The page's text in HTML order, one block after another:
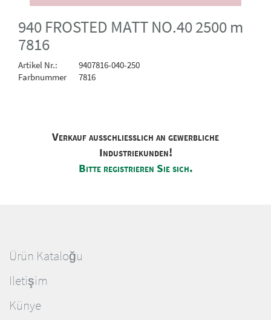
940 FROSTED MATT NO.40 2500 m
7816
Artikel Nr.:
9407816-040-250
Farbnummer
7816
Verkauf ausschliesslich an gewerbliche
Industriekunden!
Bitte registrieren Sie sich.
Ürün Kataloğu
Iletişim
Künye